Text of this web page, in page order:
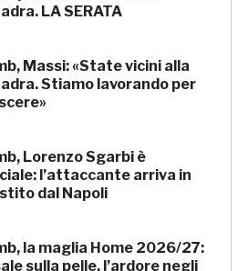
LA SERATA
Massi: «State vicini alla
Stiamo lavorando per
Lorenzo Sgarbi è
l’attaccante arriva in
dal Napoli
la maglia Home 2026/27:
sulla pelle, l’ardore negli